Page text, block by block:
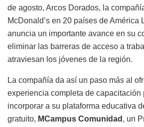
de agosto, Arcos Dorados, la
McDonald’s en 20 países de América
anuncia un importante avance en su
eliminar las barreras de acceso a
atraviesan los jóvenes de la región.
La compañía da así un paso más al
experiencia completa de capacitación
incorporar a su plataforma educativa
gratuito, MCampus Comunidad , un